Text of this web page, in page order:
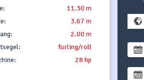
11.30 m
3.67 m
2.00 m
furling/roll
28 hp